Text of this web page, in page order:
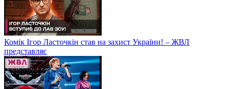
Комік Ігор Ласточкін став на захист України! – ЖВЛ
представляє